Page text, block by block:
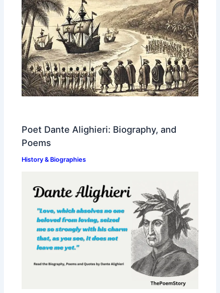
Poet Dante Alighieri: Biography, and
Poems
History & Biographies